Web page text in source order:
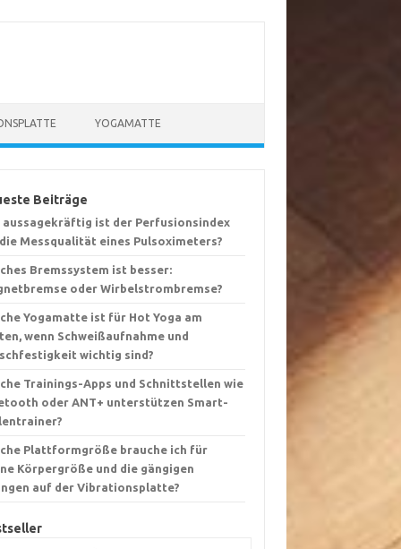
YOGAMATTE
Beiträge
aussagekräftig ist der Perfusionsindex
Messqualität eines Pulsoximeters?
Bremssystem ist besser:
oder Wirbelstrombremse?
Yogamatte ist für Hot Yoga am
wenn Schweißaufnahme und
wichtig sind?
Trainings-Apps und Schnittstellen wie
oder ANT+ unterstützen Smart-
Plattformgröße brauche ich für
Körpergröße und die gängigen
auf der Vibrationsplatte?